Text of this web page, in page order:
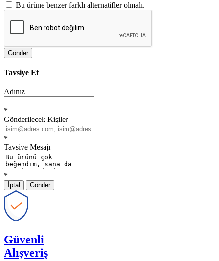
Bu ürüne benzer farklı alternatifler olmalı.
Gönder
Tavsiye Et
Adınız
*
Gönderilecek Kişiler
*
Tavsiye Mesajı
*
İptal Gönder
Güvenli
Alışveriş